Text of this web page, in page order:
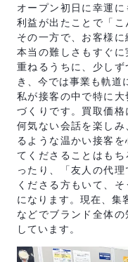
オープン初日に幸運
利益が出たことで「こ
その一方で、お客様
本当の難しさもすぐ
重ねるうちに、少し
き、今では事業も軌道
私が接客の中で特に
づくりです。買取価格
何気ない会話を楽し
るような温かい接客
てくださることはも
ったり、「友人の代
くださる方もいて、
になります。現在、集
などでブランド全体
しています。